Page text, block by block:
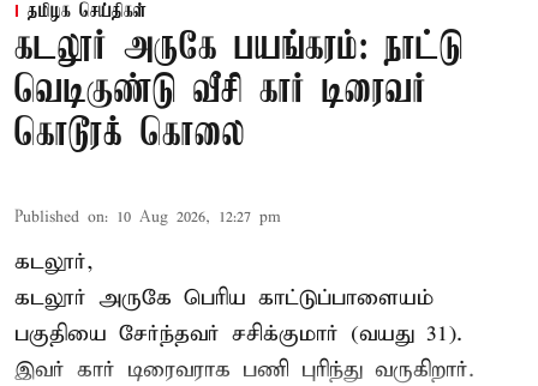
தமிழக செய்திகள்
கடலூர் அருகே பயங்கரம்: நாட்டு
வெடிகுண்டு வீசி கார் டிரைவர்
கொடூரக் கொலை
Published on: 10 Aug 2026, 12:27 pm
கடலூர்,
கடலூர் அருகே பெரிய காட்டுப்பாளையம்
பகுதியை சேர்ந்தவர் சசிக்குமார் (வயது 31).
இவர் கார் டிரைவராக பணி புரிந்து வருகிறார்.